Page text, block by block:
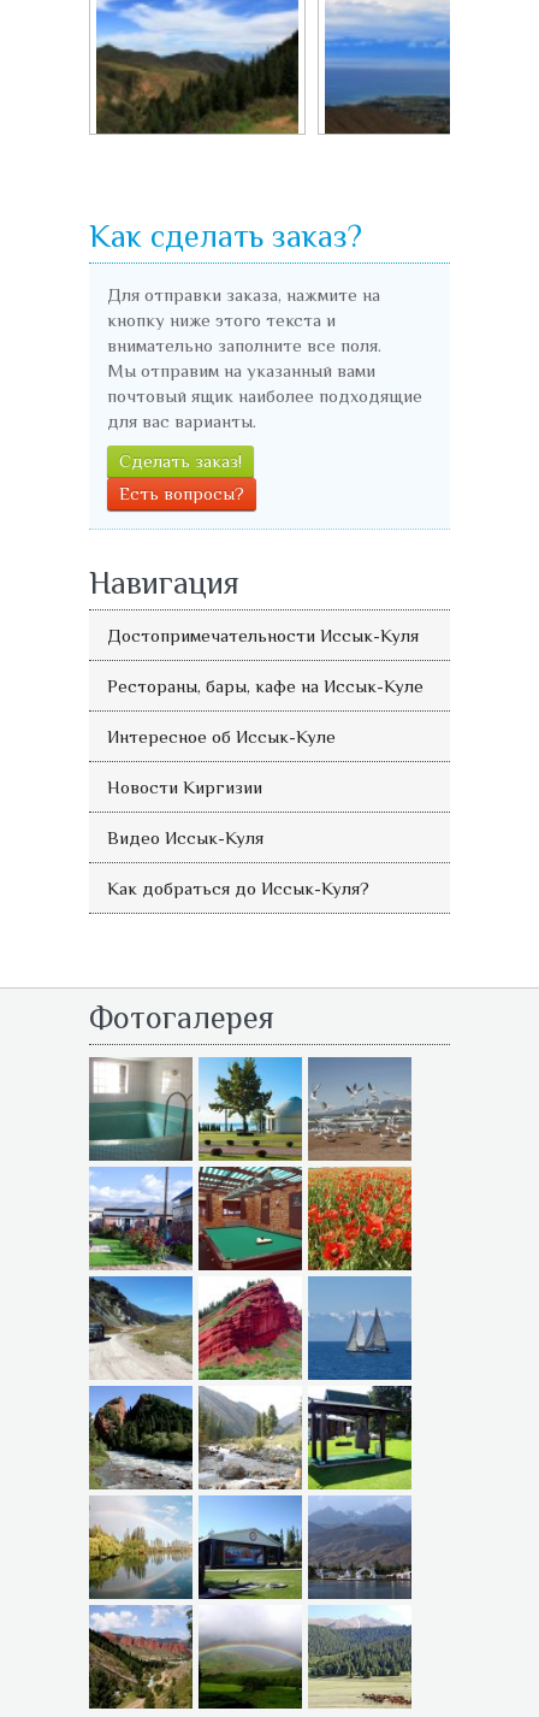
Как сделать заказ?
Для отправки заказа, нажмите на
кнопку ниже этого текста и
внимательно заполните все поля.
Мы отправим на указанный вами
почтовый ящик наиболее подходящие
для вас варианты.
Сделать заказ!
Есть вопросы?
Навигация
Достопримечательности Иссык-Куля
Рестораны, бары, кафе на Иссык-Куле
Интересное об Иссык-Куле
Новости Киргизии
Видео Иссык-Куля
Как добраться до Иссык-Куля?
Фотогалерея